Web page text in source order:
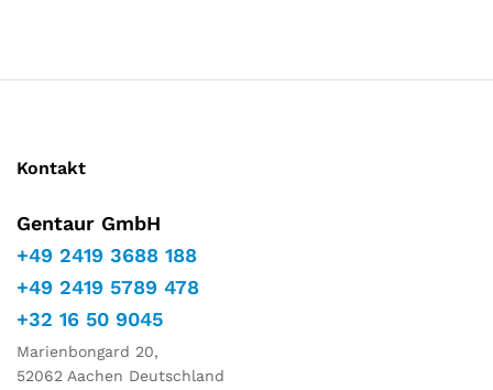
Kontakt
Gentaur GmbH
+49 2419 3688 188
+49 2419 5789 478
+32 16 50 9045
Marienbongard 20,
52062 Aachen Deutschland